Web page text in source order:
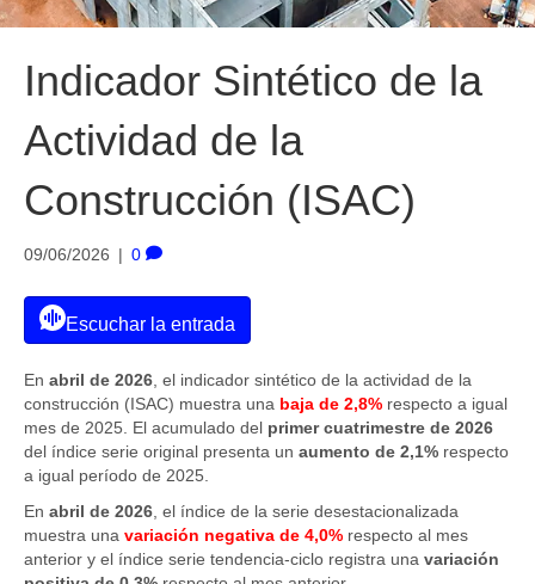
Indicador Sintético de la
Actividad de la
Construcción (ISAC)
09/06/2026 | 0
Escuchar la entrada
En abril de 2026 , el indicador sintético de la actividad de la
construcción (ISAC) muestra una baja de 2,8% respecto a igual
mes de 2025. El acumulado del primer cuatrimestre de 2026
del índice serie original presenta un aumento de 2,1% respecto
a igual período de 2025.
En abril de 2026 , el índice de la serie desestacionalizada
muestra una variación negativa de 4,0% respecto al mes
anterior y el índice serie tendencia-ciclo registra una variación